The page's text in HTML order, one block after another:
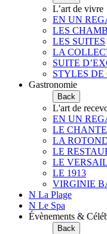
L’art de vivre
EN UN
LES
LES SUITES
LA
SUITE
STYLES
Gastronomie
Back
L'art de
EN UN
LE
LA
LE
LE
LE 1913
VIRGINIE
N La Plage
N Le Spa
Évènements &
Back